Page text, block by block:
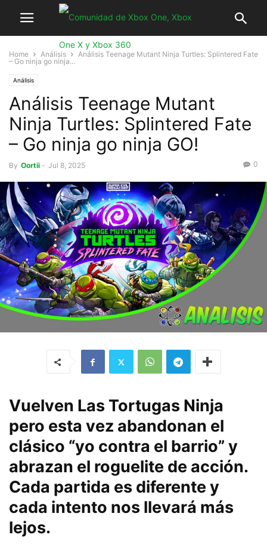
Home Análisis
Análisis Teenage Mutant Ninja Turtles: Splintered Fate
– Go ninja go ninja...
Análisis
Análisis Teenage Mutant
Ninja Turtles: Splintered Fate
– Go ninja go ninja GO!
By Oortii - Jul 8, 2025 0
Vuelven Las Tortugas Ninja
pero esta vez abandonan el
clásico “yo contra el barrio” y
abrazan el roguelite de acción.
Cada partida es diferente y
cada intento nos llevará más
lejos.